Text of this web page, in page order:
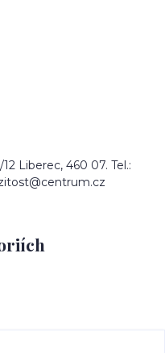
Liberec, 460 07. Tel.: